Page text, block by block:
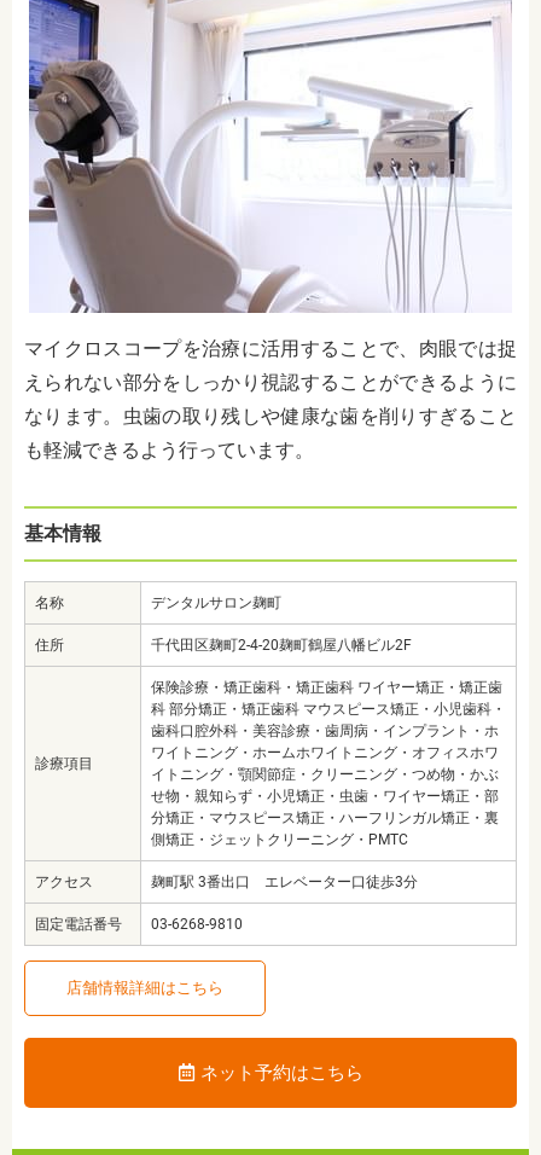
マイクロスコープを治療に活用することで、肉眼では捉
えられない部分をしっかり視認することができるように
なります。虫歯の取り残しや健康な歯を削りすぎること
も軽減できるよう行っています。
基本情報
名称 デンタルサロン麹町
住所 千代田区麹町2-4-20麹町鶴屋八幡ビル2F
診療項目
保険診療・矯正歯科・矯正歯科 ワイヤー矯正・矯正歯
科 部分矯正・矯正歯科 マウスピース矯正・小児歯科・
歯科口腔外科・美容診療・歯周病・インプラント・ホ
ワイトニング・ホームホワイトニング・オフィスホワ
イトニング・顎関節症・クリーニング・つめ物・かぶ
せ物・親知らず・小児矯正・虫歯・ワイヤー矯正・部
分矯正・マウスピース矯正・ハーフリンガル矯正・裏
側矯正・ジェットクリーニング・PMTC
アクセス 麹町駅 3番出口 エレベーター口徒歩3分
固定電話番号 03-6268-9810
店舗情報詳細はこちら
ネット予約はこちら